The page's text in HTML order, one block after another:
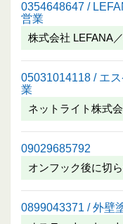
0354648647 /
営業
株式会社 LEFANA
05031014118 / エ
業
ネットライト株式
09029685792
オンフック後に切
0899043371 / 外壁